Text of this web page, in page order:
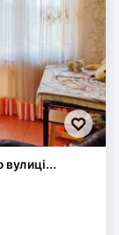
вулиці...